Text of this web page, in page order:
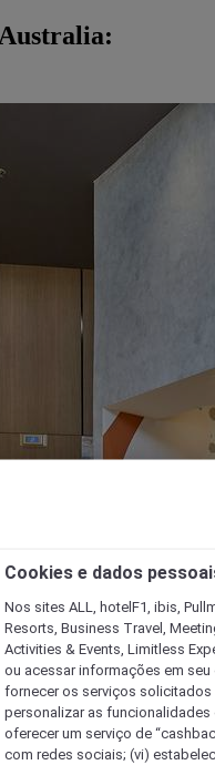
Cookies e dados
Nos sites ALL, hotelF1, ibis,
Resorts, Business Travel,
Activities & Events, Limitless
ou acessar informações em
fornecer os serviços solicitados
personalizar as
oferecer um serviço de
com redes sociais; (vi)